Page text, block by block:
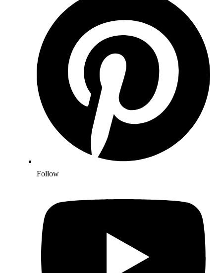
Follow